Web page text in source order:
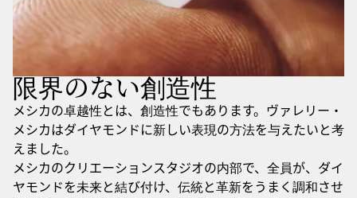
限界のない創造性
メシカの卓越性とは、創造性でもあります。ヴァレリー・
メシカはダイヤモンドに新しい表現の方法を与えたいと考
えました。
メシカのクリエーションスタジオの内部で、全員が、ダイ
ヤモンドを未来と結び付け、伝統と革新をうまく調和させ